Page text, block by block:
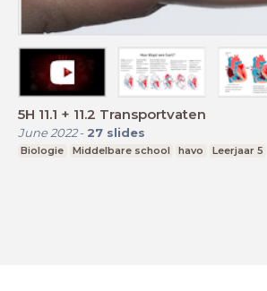
5H 11.1 + 11.2 Transportvaten
June 2022- 27 slides
Biologie Middelbare school havo Leerjaar 5